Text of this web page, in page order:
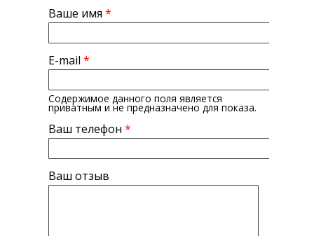
Ваше имя *
E-mail *
Содержимое данного поля является
приватным и не предназначено для показа.
Ваш телефон *
Ваш отзыв